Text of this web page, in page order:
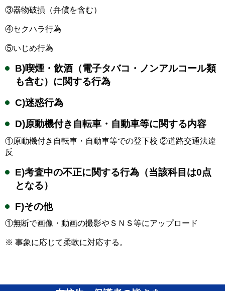
③器物破損（弁償を含む）
④セクハラ行為
⑤いじめ行為
B)喫煙・飲酒（電子タバコ・ノンアルコール類
も含む）に関する行為
C)迷惑行為
D)原動機付き自転車・自動車等に関する内容
①原動機付き自転車・自動車等での登下校 ②道路交通法違
反
E)考査中の不正に関する行為（当該科目は0点
となる）
F)その他
①無断で画像・動画の撮影やＳＮＳ等にアップロード
※ 事象に応じて柔軟に対応する。